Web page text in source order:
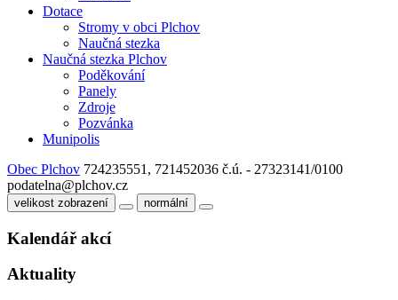
Dotace
Stromy v obci Plchov
Naučná stezka
Naučná stezka Plchov
Poděkování
Panely
Zdroje
Pozvánka
Munipolis
Obec Plchov 724235551, 721452036 č.ú. - 27323141/0100
podatelna@plchov.cz
velikost zobrazení normální
Kalendář akcí
Aktuality